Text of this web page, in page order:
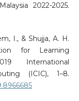
2022-2025.
I., & Shujja, A. H.
for Learning
International
(ICIC), 1–8.